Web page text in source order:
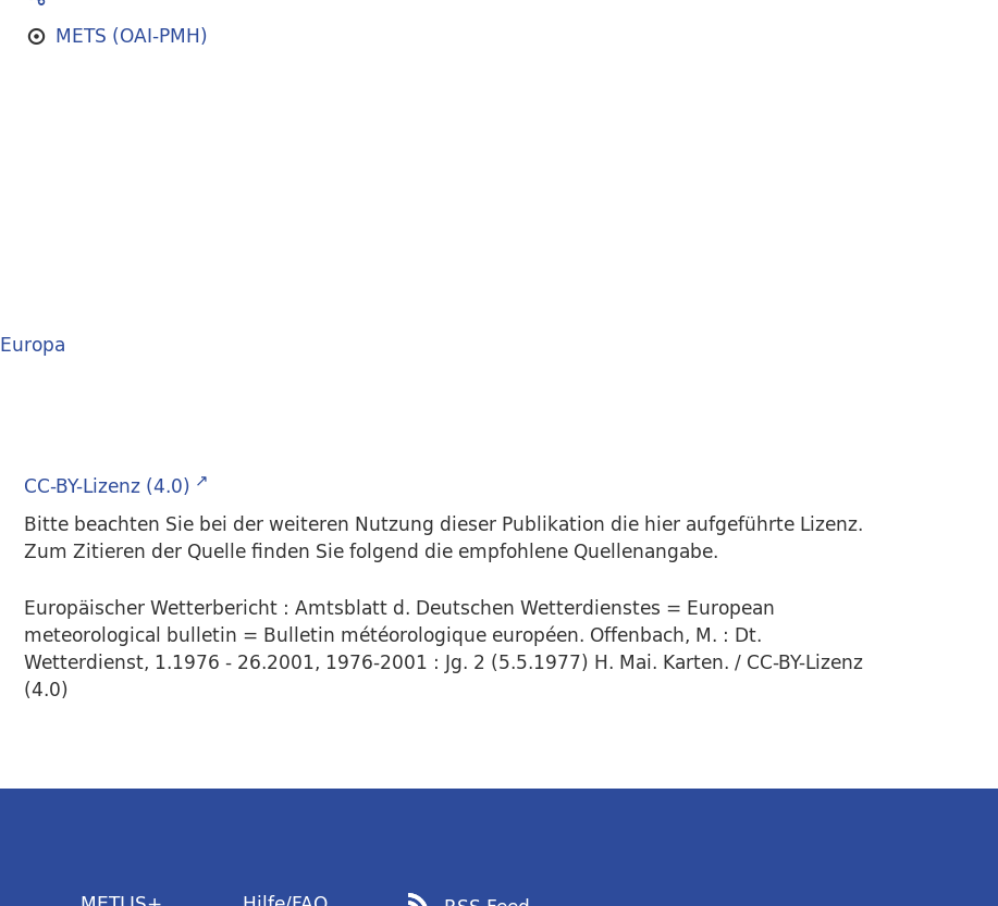
METS (OAI-PMH)
Europa
CC-BY-Lizenz (4.0)
Bitte beachten Sie bei der weiteren Nutzung dieser Publikation die hier aufgeführte Lizenz.
Zum Zitieren der Quelle finden Sie folgend die empfohlene Quellenangabe.
Europäischer Wetterbericht : Amtsblatt d. Deutschen Wetterdienstes = European
meteorological bulletin = Bulletin météorologique européen. Offenbach, M. : Dt.
Wetterdienst, 1.1976 - 26.2001, 1976-2001 : Jg. 2 (5.5.1977) H. Mai. Karten. / CC-BY-Lizenz
(4.0)